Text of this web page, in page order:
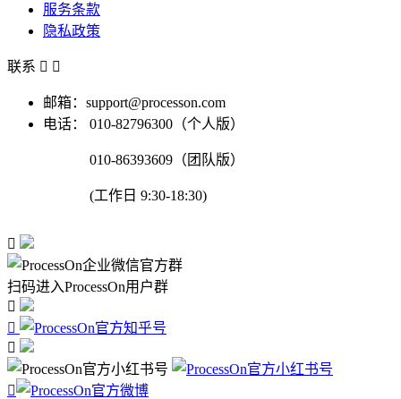
服务条款
隐私政策
联系  
邮箱：support@processon.com
电话：
010-82796300（个人版）
010-86393609（团队版）
(工作日 9:30-18:30)

扫码进入ProcessOn用户群



